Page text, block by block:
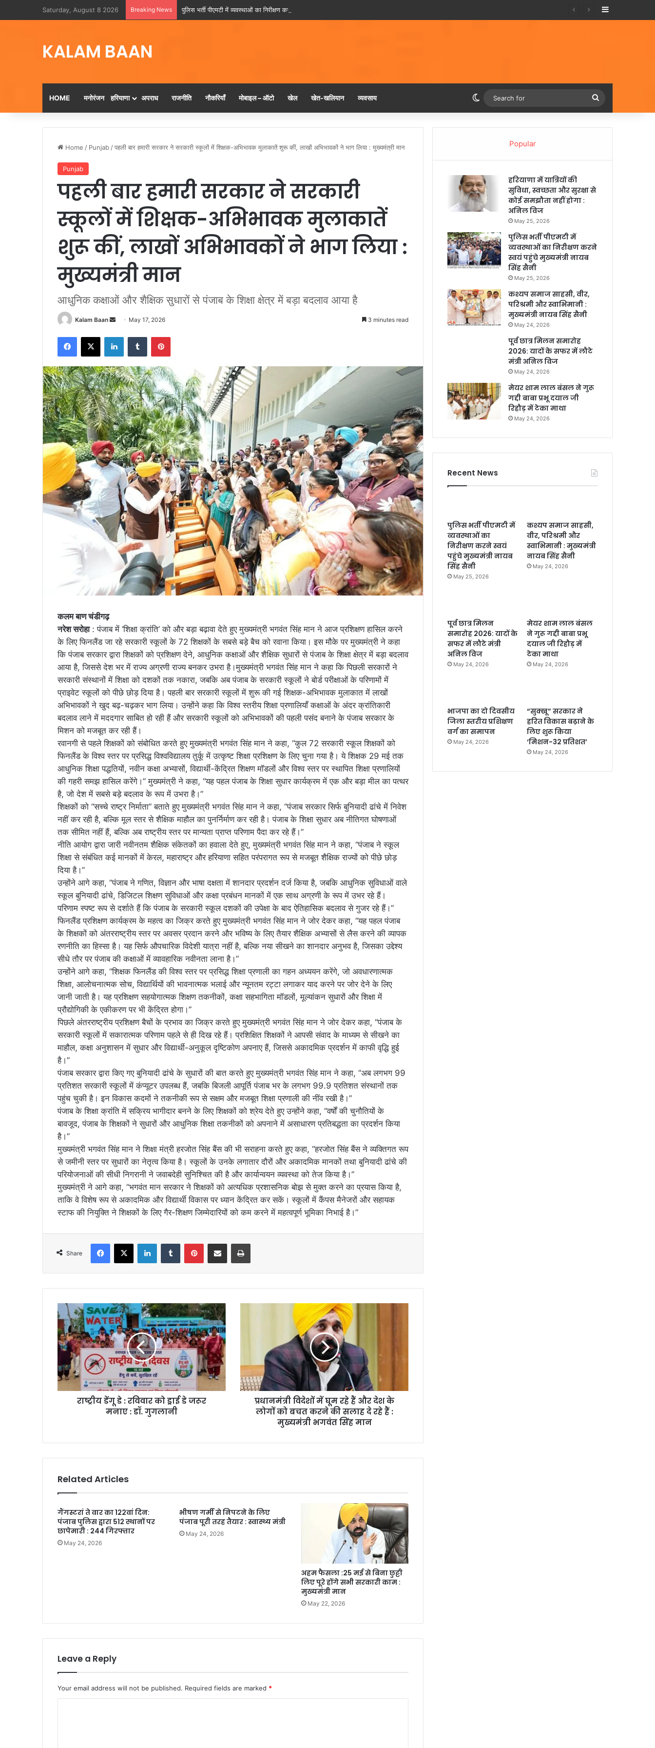
Saturday, August 8 2026 Breaking News पुलिस भर्ती पीएमटी में व्यवस्थाओं का निरीक्षण करने स्वयं पहुंचे मुख्यमंत्री नायब सिंह सैनी Sidebar
KALAM BAAN
HOME मनोरंजन हरियाणा अपराध राजनीति नौकरियाँ मोबाइल – ऑटो खेल खेत-खलियान व्यवसाय Switch skin
for
Home / Punjab /पहली बार हमारी सरकार ने सरकारी स्कूलों में शिक्षक-अभिभावक मुलाकातें शुरू कीं, लाखों अभिभावकों ने भाग लिया : मुख्यमंत्री मान
Punjab
पहली बार हमारी सरकार ने सरकारी
स्कूलों में शिक्षक-अभिभावक मुलाकातें
शुरू कीं, लाखों अभिभावकों ने भाग लिया :
मुख्यमंत्री मान
आधुनिक कक्षाओं और शैक्षिक सुधारों से पंजाब के शिक्षा क्षेत्र में बड़ा बदलाव आया है
Kalam Baan
Send May 17, 2026 3 minutes read
Facebook
X LinkedInTumblr Pinterest
कलम बाण चंडीगढ़
नरेश सरोहा: पंजाब में ‘शिक्षा क्रांति’ को और बड़ा बढ़ावा देते हुए मुख्यमंत्री भगवंत सिंह मान ने आज प्रशिक्षण हासिल करने
के लिए फिनलैंड जा रहे सरकारी स्कूलों के 72 शिक्षकों के सबसे बड़े बैच को रवाना किया। इस मौके पर मुख्यमंत्री ने कहा
कि पंजाब सरकार द्वारा शिक्षकों को प्रशिक्षण देने, आधुनिक कक्षाओं और शैक्षिक सुधारों से पंजाब के शिक्षा क्षेत्र में बड़ा बदलाव
आया है, जिससे देश भर में राज्य अग्रणी राज्य बनकर उभरा है।मुख्यमंत्री भगवंत सिंह मान ने कहा कि पिछली सरकारों ने
सरकारी संस्थानों में शिक्षा को दशकों तक नकारा, जबकि अब पंजाब के सरकारी स्कूलों ने बोर्ड परीक्षाओं के परिणामों में
प्राइवेट स्कूलों को पीछे छोड़ दिया है। पहली बार सरकारी स्कूलों में शुरू की गई शिक्षक-अभिभावक मुलाकात में लाखों
अभिभावकों ने खुद बढ़-चढ़कर भाग लिया। उन्होंने कहा कि विश्व स्तरीय शिक्षा प्रणालियाँ कक्षाओं के अंदर क्रांतिकारी
बदलाव लाने में मददगार साबित हो रही हैं और सरकारी स्कूलों को अभिभावकों की पहली पसंद बनाने के पंजाब सरकार के
मिशन को मजबूत कर रही हैं।
रवानगी से पहले शिक्षकों को संबोधित करते हुए मुख्यमंत्री भगवंत सिंह मान ने कहा, “कुल 72 सरकारी स्कूल शिक्षकों को
फिनलैंड के विश्व स्तर पर प्रसिद्ध विश्वविद्यालय तुर्कू में उत्कृष्ट शिक्षा प्रशिक्षण के लिए चुना गया है। ये शिक्षक 29 मई तक
आधुनिक शिक्षा पद्धतियों, नवीन कक्षा अभ्यासों, विद्यार्थी-केंद्रित शिक्षण मॉडलों और विश्व स्तर पर स्थापित शिक्षा प्रणालियों
की गहरी समझ हासिल करेंगे।” मुख्यमंत्री ने कहा, “यह पहल पंजाब के शिक्षा सुधार कार्यक्रम में एक और बड़ा मील का पत्थर
है, जो देश में सबसे बड़े बदलाव के रूप में उभरा है।”
शिक्षकों को “सच्चे राष्ट्र निर्माता” बताते हुए मुख्यमंत्री भगवंत सिंह मान ने कहा, “पंजाब सरकार सिर्फ बुनियादी ढांचे में निवेश
नहीं कर रही है, बल्कि मूल स्तर से शैक्षिक माहौल का पुनर्निर्माण कर रही है। पंजाब के शिक्षा सुधार अब नीतिगत घोषणाओं
तक सीमित नहीं हैं, बल्कि अब राष्ट्रीय स्तर पर मान्यता प्राप्त परिणाम पैदा कर रहे हैं।”
नीति आयोग द्वारा जारी नवीनतम शैक्षिक संकेतकों का हवाला देते हुए, मुख्यमंत्री भगवंत सिंह मान ने कहा, “पंजाब ने स्कूल
शिक्षा से संबंधित कई मानकों में केरल, महाराष्ट्र और हरियाणा सहित परंपरागत रूप से मजबूत शैक्षिक राज्यों को पीछे छोड़
दिया है।”
उन्होंने आगे कहा, “पंजाब ने गणित, विज्ञान और भाषा दक्षता में शानदार प्रदर्शन दर्ज किया है, जबकि आधुनिक सुविधाओं वाले
स्कूल बुनियादी ढांचे, डिजिटल शिक्षण सुविधाओं और कक्षा प्रबंधन मानकों में एक साथ अग्रणी के रूप में उभर रहे हैं।
परिणाम स्पष्ट रूप से दर्शाते हैं कि पंजाब के सरकारी स्कूल दशकों की उपेक्षा के बाद ऐतिहासिक बदलाव से गुजर रहे हैं।”
फिनलैंड प्रशिक्षण कार्यक्रम के महत्व का जिक्र करते हुए मुख्यमंत्री भगवंत सिंह मान ने जोर देकर कहा, “यह पहल पंजाब
के शिक्षकों को अंतरराष्ट्रीय स्तर पर अवसर प्रदान करने और भविष्य के लिए तैयार शैक्षिक अभ्यासों से लैस करने की व्यापक
रणनीति का हिस्सा है। यह सिर्फ औपचारिक विदेशी यात्रा नहीं है, बल्कि नया सीखने का शानदार अनुभव है, जिसका उद्देश्य
सीधे तौर पर पंजाब की कक्षाओं में व्यावहारिक नवीनता लाना है।”
उन्होंने आगे कहा, “शिक्षक फिनलैंड की विश्व स्तर पर प्रसिद्ध शिक्षा प्रणाली का गहन अध्ययन करेंगे, जो अवधारणात्मक
शिक्षा, आलोचनात्मक सोच, विद्यार्थियों की भावनात्मक भलाई और न्यूनतम रट्टा लगाकर याद करने पर जोर देने के लिए
जानी जाती है। यह प्रशिक्षण सहयोगात्मक शिक्षण तकनीकों, कक्षा सहभागिता मॉडलों, मूल्यांकन सुधारों और शिक्षा में
प्रौद्योगिकी के एकीकरण पर भी केंद्रित होगा।”
पिछले अंतरराष्ट्रीय प्रशिक्षण बैचों के प्रभाव का जिक्र करते हुए मुख्यमंत्री भगवंत सिंह मान ने जोर देकर कहा, “पंजाब के
सरकारी स्कूलों में सकारात्मक परिणाम पहले से ही दिख रहे हैं। प्रशिक्षित शिक्षकों ने आपसी संवाद के माध्यम से सीखने का
माहौल, कक्षा अनुशासन में सुधार और विद्यार्थी-अनुकूल दृष्टिकोण अपनाए हैं, जिससे अकादमिक प्रदर्शन में काफी वृद्धि हुई
है।”
पंजाब सरकार द्वारा किए गए बुनियादी ढांचे के सुधारों की बात करते हुए मुख्यमंत्री भगवंत सिंह मान ने कहा, “अब लगभग 99
प्रतिशत सरकारी स्कूलों में कंप्यूटर उपलब्ध हैं, जबकि बिजली आपूर्ति पंजाब भर के लगभग 99.9 प्रतिशत संस्थानों तक
पहुंच चुकी है। इन विकास कदमों ने तकनीकी रूप से सक्षम और मजबूत शिक्षा प्रणाली की नींव रखी है।”
पंजाब के शिक्षा क्रांति में सक्रिय भागीदार बनने के लिए शिक्षकों को श्रेय देते हुए उन्होंने कहा, “वर्षों की चुनौतियों के
बावजूद, पंजाब के शिक्षकों ने सुधारों और आधुनिक शिक्षा तकनीकों को अपनाने में असाधारण प्रतिबद्धता का प्रदर्शन किया
है।”
मुख्यमंत्री भगवंत सिंह मान ने शिक्षा मंत्री हरजोत सिंह बैंस की भी सराहना करते हुए कहा, “हरजोत सिंह बैंस ने व्यक्तिगत रूप
से जमीनी स्तर पर सुधारों का नेतृत्व किया है। स्कूलों के उनके लगातार दौरों और अकादमिक मानकों तथा बुनियादी ढांचे की
परियोजनाओं की सीधी निगरानी ने जवाबदेही सुनिश्चित की है और कार्यान्वयन व्यवस्था को तेज किया है।”
मुख्यमंत्री ने आगे कहा, “भगवंत मान सरकार ने शिक्षकों को अत्यधिक प्रशासनिक बोझ से मुक्त करने का प्रयास किया है,
ताकि वे विशेष रूप से अकादमिक और विद्यार्थी विकास पर ध्यान केंद्रित कर सकें। स्कूलों में कैंपस मैनेजरों और सहायक
स्टाफ की नियुक्ति ने शिक्षकों के लिए गैर-शिक्षण जिम्मेदारियों को कम करने में महत्वपूर्ण भूमिका निभाई है।”
Share
Facebook
X LinkedInTumblr PinterestShare via Email Print
राष्ट्रीय डेंगू डे : रविवार को ड्राई डे जरूर
मनाए : डॉ. गुगलानी
प्रधानमंत्री विदेशों में घूम रहे हैं और देश के
लोगों को बचत करने की सलाह दे रहे हैं :
मुख्यमंत्री भगवंत सिंह मान
Related Articles
गैंगस्टरां ते वार का 122वां दिन:
पंजाब पुलिस द्वारा 512 स्थानों पर
छापेमारी : 244 गिरफ्तार
May 24, 2026
भीषण गर्मी से निपटने के लिए
पंजाब पूरी तरह तैयार : स्वास्थ्य मंत्री
May 24, 2026
अहम फैसला :25 मई से बिना छुट्टी
लिए पूरे होंगे सभी सरकारी काम :
मुख्यमंत्री मान
May 22, 2026
Leave a Reply
Your email address will not be published. Required fields are marked *
Popular
हरियाणा में यात्रियों की
सुविधा, स्वच्छता और सुरक्षा से
कोई समझौता नहीं होगा :
अनिल विज
May 25, 2026
पुलिस भर्ती पीएमटी में
व्यवस्थाओं का निरीक्षण करने
स्वयं पहुंचे मुख्यमंत्री नायब
सिंह सैनी
May 25, 2026
कश्यप समाज साहसी, वीर,
परिश्रमी और स्वाभिमानी :
मुख्यमंत्री नायब सिंह सैनी
May 24, 2026
पूर्व छात्र मिलन समारोह
2026: यादों के सफर में लौटे
मंत्री अनिल विज
May 24, 2026
मेयर शाम लाल बंसल ने गुरू
गद्दी बाबा प्रभू दयाल जी
रिहौड़ में टेका माथा
May 24, 2026
Recent News
पुलिस भर्ती पीएमटी में
व्यवस्थाओं का
निरीक्षण करने स्वयं
पहुंचे मुख्यमंत्री नायब
सिंह सैनी
May 25, 2026
कश्यप समाज साहसी,
वीर, परिश्रमी और
स्वाभिमानी : मुख्यमंत्री
नायब सिंह सैनी
May 24, 2026
पूर्व छात्र मिलन
समारोह 2026: यादों के
सफर में लौटे मंत्री
अनिल विज
May 24, 2026
मेयर शाम लाल बंसल
ने गुरू गद्दी बाबा प्रभू
दयाल जी रिहौड़ में
टेका माथा
May 24, 2026
भाजपा का दो दिवसीय
जिला स्तरीय प्रशिक्षण
वर्ग का समापन
May 24, 2026
“सुक्खू” सरकार ने
हरित विकास बढ़ाने के
लिए शुरू किया
‘मिशन-32 प्रतिशत’
May 24, 2026